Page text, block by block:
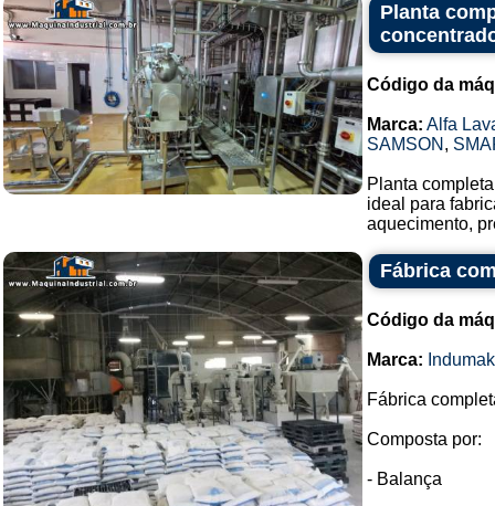
Planta
Código da
Marca: Alfa
SAMSON ,
Planta
ideal para
aquecimento,
Fábrica
Código da
Marca: Indumak
Fábrica
Composta por:
- Balança